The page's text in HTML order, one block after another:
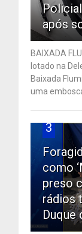
após
BAIXADA
lotado na
Baixada
uma
3
como
preso
rádios
Duque